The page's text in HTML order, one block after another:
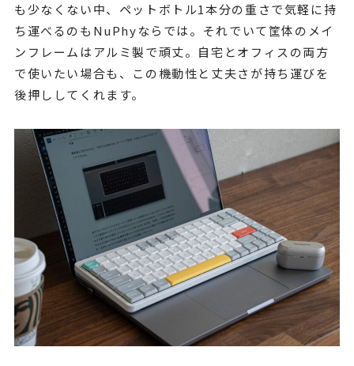
も少なくない中、ペットボトル1本分の重さで気軽に持
ち運べるのもNuPhyならでは。それでいて筐体のメイ
ンフレームはアルミ製で頑丈。自宅とオフィスの両方
で使いたい場合も、この機動性と丈夫さが持ち運びを
後押ししてくれます。